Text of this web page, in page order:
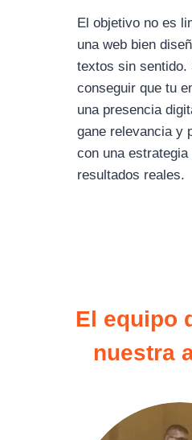
El objetivo no es
una web bien
textos sin sentido.
conseguir que tu
una presencia
gane relevancia y
con una estrategia
resultados reales.
El equipo
nuestra